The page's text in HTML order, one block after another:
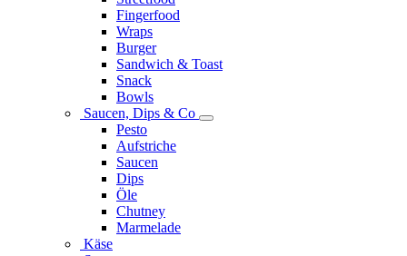
Fingerfood
Wraps
Burger
Sandwich & Toast
Snack
Bowls
Saucen, Dips & Co
Pesto
Aufstriche
Saucen
Dips
Öle
Chutney
Marmelade
Käse